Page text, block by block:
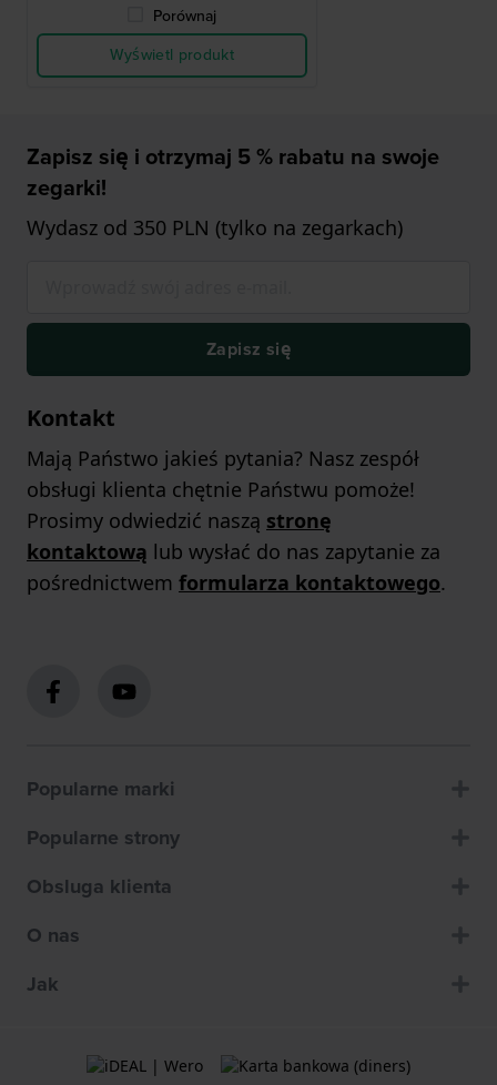
Porównaj
Wyświetl produkt
Zapisz się i otrzymaj 5 % rabatu na swoje
zegarki!
Wydasz od 350 PLN (tylko na zegarkach)
Zapisz się
Kontakt
Mają Państwo jakieś pytania? Nasz zespół
obsługi klienta chętnie Państwu pomoże!
Prosimy odwiedzić naszą stronę
kontaktową lub wysłać do nas zapytanie za
pośrednictwem formularza kontaktowego.
Popularne marki
Popularne strony
Obsluga klienta
O nas
Jak